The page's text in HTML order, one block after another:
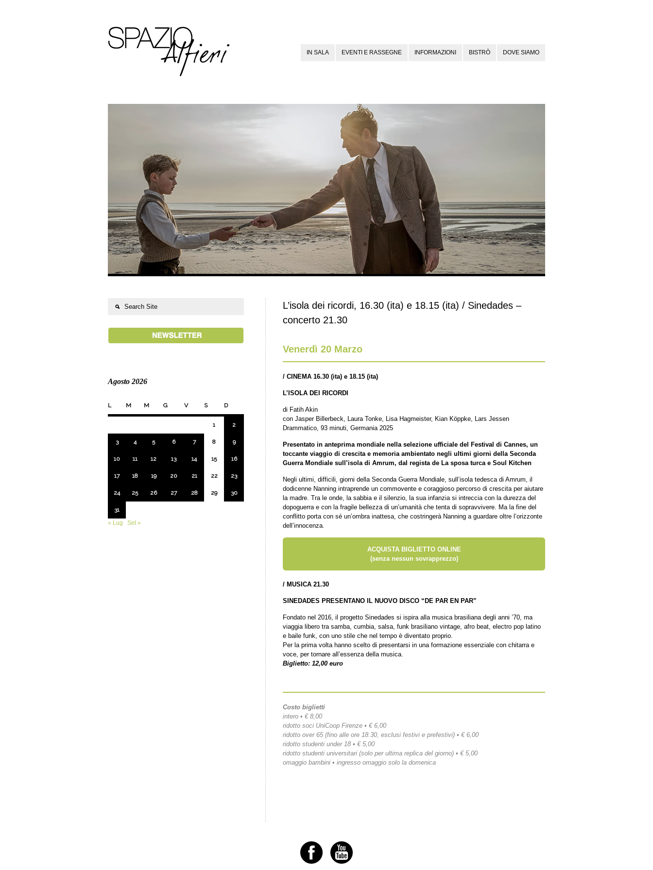
IN SALA EVENTI E RASSEGNE INFORMAZIONI BISTRÒ DOVE SIAMO
L’isola dei ricordi, 16.30 (ita) e 18.15 (ita) / Sinedades –
concerto 21.30
Venerdì 20 Marzo
/ CINEMA 16.30 (ita) e 18.15 (ita)
L’ISOLA DEI RICORDI
di Fatih Akin
con Jasper Billerbeck, Laura Tonke, Lisa Hagmeister, Kian Köppke, Lars Jessen
Drammatico, 93 minuti, Germania 2025
Presentato in anteprima mondiale nella selezione ufficiale del Festival di Cannes, un
toccante viaggio di crescita e memoria ambientato negli ultimi giorni della Seconda
Guerra Mondiale sull’isola di Amrum, dal regista de La sposa turca e Soul Kitchen
Negli ultimi, difficili, giorni della Seconda Guerra Mondiale, sull’isola tedesca di Amrum, il
dodicenne Nanning intraprende un commovente e coraggioso percorso di crescita per aiutare
la madre. Tra le onde, la sabbia e il silenzio, la sua infanzia si intreccia con la durezza del
dopoguerra e con la fragile bellezza di un’umanità che tenta di sopravvivere. Ma la fine del
conflitto porta con sé un’ombra inattesa, che costringerà Nanning a guardare oltre l’orizzonte
dell’innocenza.
ACQUISTA BIGLIETTO ONLINE
(senza nessun sovrapprezzo)
/ MUSICA 21.30
SINEDADES PRESENTANO IL NUOVO DISCO “DE PAR EN PAR”
Fondato nel 2016, il progetto Sinedades si ispira alla musica brasiliana degli anni ’70, ma
viaggia libero tra samba, cumbia, salsa, funk brasiliano vintage, afro beat, electro pop latino
e baile funk, con uno stile che nel tempo è diventato proprio.
Per la prima volta hanno scelto di presentarsi in una formazione essenziale con chitarra e
voce, per tornare all’essenza della musica.
Biglietto: 12,00 euro
Costo biglietti
intero • € 8,00
ridotto soci UniCoop Firenze • € 6,00
ridotto over 65 (fino alle ore 18.30, esclusi festivi e prefestivi) • € 6,00
ridotto studenti under 18 • € 5,00
ridotto studenti universitari (solo per ultima replica del giorno) • € 5,00
omaggio bambini • ingresso omaggio solo la domenica
Agosto 2026
L M M G V S D
1 2
3 4 5 6 7 8 9
10 11 12 13 14 15 16
17 18 19 20 21 22 23
24 25 26 27 28 29 30
31
« Lug
Set »